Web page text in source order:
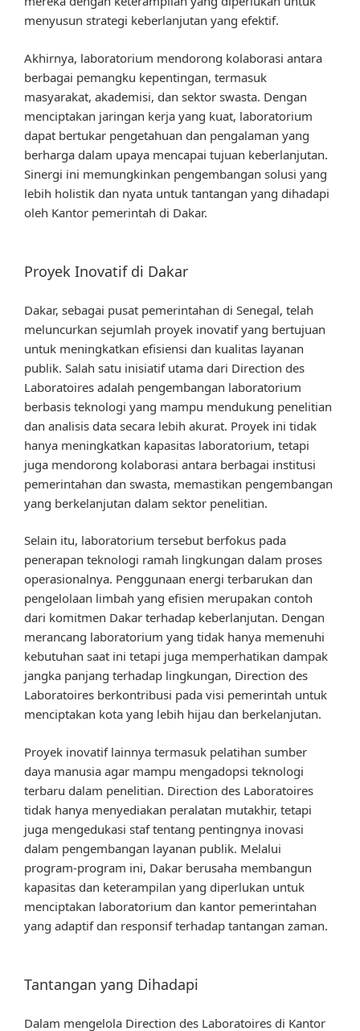
menyusun strategi keberlanjutan yang efektif.
Akhirnya, laboratorium mendorong kolaborasi antara
berbagai pemangku kepentingan, termasuk
masyarakat, akademisi, dan sektor swasta. Dengan
menciptakan jaringan kerja yang kuat, laboratorium
dapat bertukar pengetahuan dan pengalaman yang
berharga dalam upaya mencapai tujuan keberlanjutan.
Sinergi ini memungkinkan pengembangan solusi yang
lebih holistik dan nyata untuk tantangan yang dihadapi
oleh Kantor pemerintah di Dakar.
Proyek Inovatif di Dakar
Dakar, sebagai pusat pemerintahan di Senegal, telah
meluncurkan sejumlah proyek inovatif yang bertujuan
untuk meningkatkan efisiensi dan kualitas layanan
publik. Salah satu inisiatif utama dari Direction des
Laboratoires adalah pengembangan laboratorium
berbasis teknologi yang mampu mendukung penelitian
dan analisis data secara lebih akurat. Proyek ini tidak
hanya meningkatkan kapasitas laboratorium, tetapi
juga mendorong kolaborasi antara berbagai institusi
pemerintahan dan swasta, memastikan pengembangan
yang berkelanjutan dalam sektor penelitian.
Selain itu, laboratorium tersebut berfokus pada
penerapan teknologi ramah lingkungan dalam proses
operasionalnya. Penggunaan energi terbarukan dan
pengelolaan limbah yang efisien merupakan contoh
dari komitmen Dakar terhadap keberlanjutan. Dengan
merancang laboratorium yang tidak hanya memenuhi
kebutuhan saat ini tetapi juga memperhatikan dampak
jangka panjang terhadap lingkungan, Direction des
Laboratoires berkontribusi pada visi pemerintah untuk
menciptakan kota yang lebih hijau dan berkelanjutan.
Proyek inovatif lainnya termasuk pelatihan sumber
daya manusia agar mampu mengadopsi teknologi
terbaru dalam penelitian. Direction des Laboratoires
tidak hanya menyediakan peralatan mutakhir, tetapi
juga mengedukasi staf tentang pentingnya inovasi
dalam pengembangan layanan publik. Melalui
program-program ini, Dakar berusaha membangun
kapasitas dan keterampilan yang diperlukan untuk
menciptakan laboratorium dan kantor pemerintahan
yang adaptif dan responsif terhadap tantangan zaman.
Tantangan yang Dihadapi
Dalam mengelola Direction des Laboratoires di Kantor